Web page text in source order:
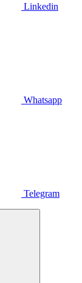
Linkedin
Whatsapp
Telegram